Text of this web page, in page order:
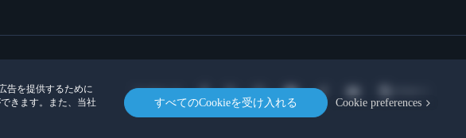
告を提供するために
きます。また、当社
すべてのCookieを受け入れる Cookie preferences
Location